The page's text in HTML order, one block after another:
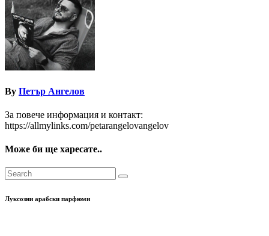
By Петър Ангелов
За повече информация и контакт:
https://allmylinks.com/petarangelovangelov
Може би ще харесате..
Луксозни арабски парфюми